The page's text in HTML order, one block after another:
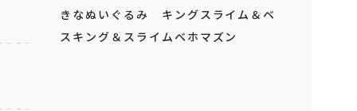
きなぬいぐるみ キングスライム＆ベ
スキング＆スライムベホマズン